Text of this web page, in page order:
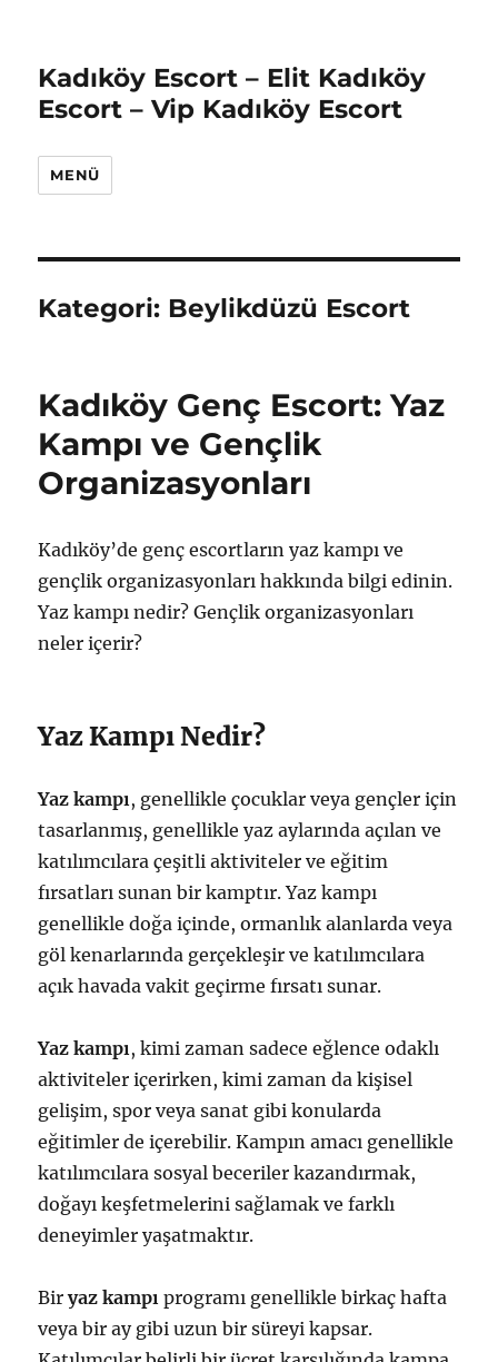
Kadıköy Escort – Elit Kadıköy
Escort – Vip Kadıköy Escort
MENÜ
Kategori: Beylikdüzü Escort
Kadıköy Genç Escort: Yaz
Kampı ve Gençlik
Organizasyonları
Kadıköy’de genç escortların yaz kampı ve
gençlik organizasyonları hakkında bilgi edinin.
Yaz kampı nedir? Gençlik organizasyonları
neler içerir?
Yaz Kampı Nedir?
Yaz kampı, genellikle çocuklar veya gençler için
tasarlanmış, genellikle yaz aylarında açılan ve
katılımcılara çeşitli aktiviteler ve eğitim
fırsatları sunan bir kamptır. Yaz kampı
genellikle doğa içinde, ormanlık alanlarda veya
göl kenarlarında gerçekleşir ve katılımcılara
açık havada vakit geçirme fırsatı sunar.
Yaz kampı, kimi zaman sadece eğlence odaklı
aktiviteler içerirken, kimi zaman da kişisel
gelişim, spor veya sanat gibi konularda
eğitimler de içerebilir. Kampın amacı genellikle
katılımcılara sosyal beceriler kazandırmak,
doğayı keşfetmelerini sağlamak ve farklı
deneyimler yaşatmaktır.
Biryaz kampı programı genellikle birkaç hafta
veya bir ay gibi uzun bir süreyi kapsar.